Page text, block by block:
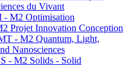
du Vivant
M2 Optimisation
Projet Innovation Conception
- M2 Quantum, Light,
Nanosciences
- M2 Solids - Solid